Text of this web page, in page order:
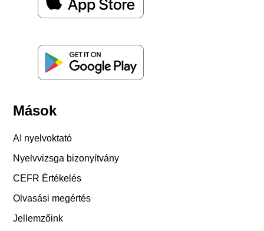
Mások
AI nyelvoktató
Nyelvvizsga bizonyítvány
CEFR Értékelés
Olvasási megértés
Jellemzőink